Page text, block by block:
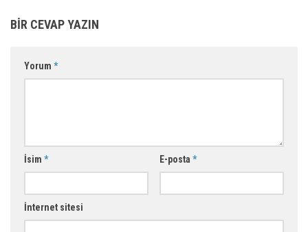
BIR CEVAP YAZIN
Yorum *
İsim * E-posta *
İnternet sitesi